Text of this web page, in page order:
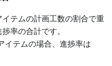
テムの計画工数の割合で重
率の合計です。
イテムの場合、進捗率は